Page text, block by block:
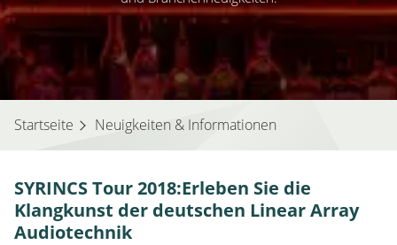
Startseite Neuigkeiten & Informationen
SYRINCS Tour 2018:Erleben Sie die
Klangkunst der deutschen Linear Array
Audiotechnik